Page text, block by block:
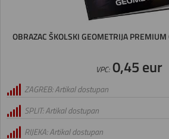
OBRAZAC ŠKOLSKI GEOMETRIJA
VPC:0,45 eur
ZAGREB: Artikal dostupan
SPLIT: Artikal dostupan
RIJEKA: Artikal dostupan